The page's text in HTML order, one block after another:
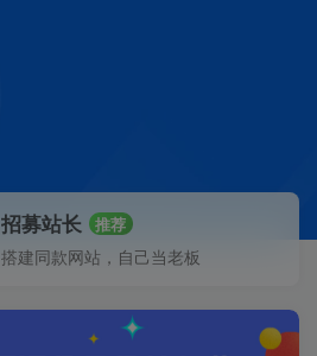
招募站长 推荐
搭建同款网站，自己当老板